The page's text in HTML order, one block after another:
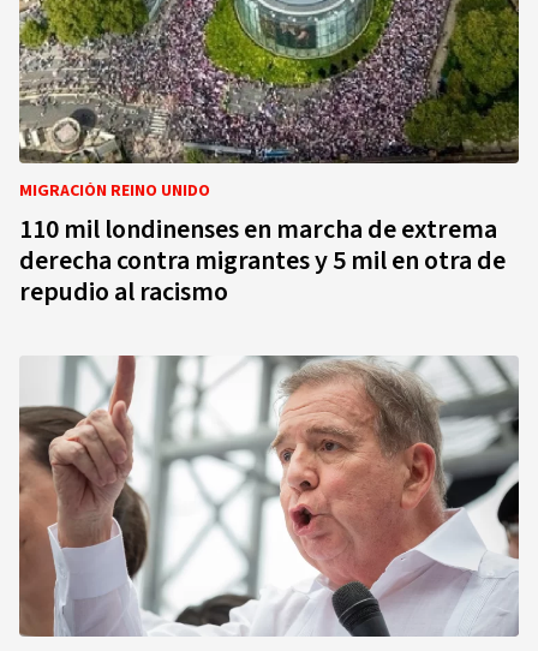
MIGRACIÓN REINO UNIDO
110 mil londinenses en marcha de extrema
derecha contra migrantes y 5 mil en otra de
repudio al racismo